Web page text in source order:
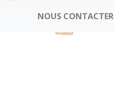
NOUS CONTACTER